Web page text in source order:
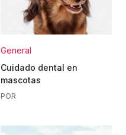
General
Cuidado dental en
mascotas
POR